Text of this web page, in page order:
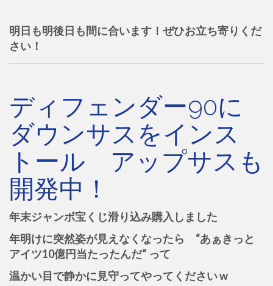
明日も明後日も間に合います！ぜひお立ち寄りくだ
さい！
ディフェンダー90に
ダウンサスをインス
トール アップサスも
開発中！
年末ジャンボ宝くじ滑り込み購入しました
年明けに突然姿が見えなくなったら “あぁきっと
アイツ10億円当たったんだ” って
温かい目で静かに見守ってやってください w